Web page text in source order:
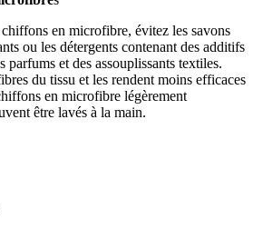
en microfibre, évitez les savons
ou les détergents contenant des additifs
parfums et des assouplissants textiles.
du tissu et les rendent moins efficaces
en microfibre légèrement
être lavés à la main.